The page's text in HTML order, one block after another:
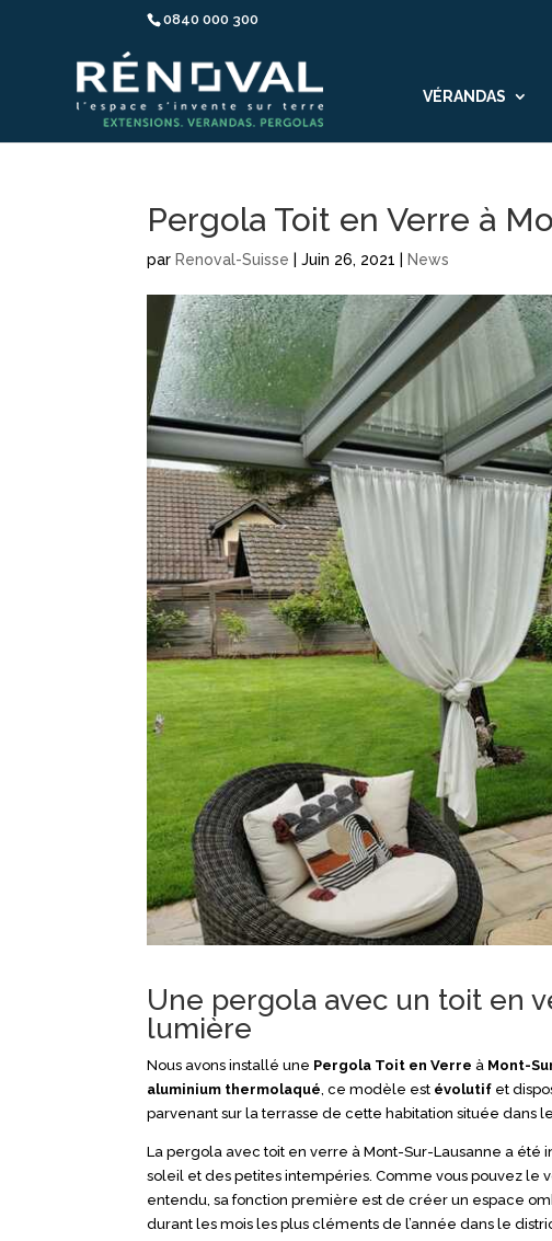
0840 000 300
VÉRANDAS
Pergola Toit en Verre à
par Renoval-Suisse |Juin 26, 2021 News
Une pergola avec un toit en
lumière
Nous avons installé une Pergola Toit en Verre à Mont-
aluminium thermolaqué , ce modèle est évolutif et
parvenant sur la terrasse de cette habitation située dans
La pergola avec toit en verre à Mont-Sur-Lausanne a
soleil et des petites intempéries. Comme vous pouvez le
entendu, sa fonction première est de créer un espace
durant les mois les plus cléments de l’année dans le